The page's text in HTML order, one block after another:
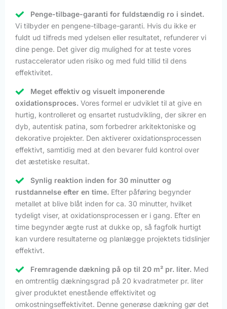
Penge-tilbage-garanti for fuldstændig ro i sindet.
Vi tilbyder en pengene-tilbage-garanti. Hvis du ikke er
fuldt ud tilfreds med ydelsen eller resultatet, refunderer vi
dine penge. Det giver dig mulighed for at teste vores
rustaccelerator uden risiko og med fuld tillid til dens
effektivitet.
Meget effektiv og visuelt imponerende
oxidationsproces. Vores formel er udviklet til at give en
hurtig, kontrolleret og ensartet rustudvikling, der sikrer en
dyb, autentisk patina, som forbedrer arkitektoniske og
dekorative projekter. Den aktiverer oxidationsprocessen
effektivt, samtidig med at den bevarer fuld kontrol over
det æstetiske resultat.
Synlig reaktion inden for 30 minutter og
rustdannelse efter en time. Efter påføring begynder
metallet at blive blåt inden for ca. 30 minutter, hvilket
tydeligt viser, at oxidationsprocessen er i gang. Efter en
time begynder ægte rust at dukke op, så fagfolk hurtigt
kan vurdere resultaterne og planlægge projektets tidslinjer
effektivt.
Fremragende dækning på op til 20 m² pr. liter. Med
en omtrentlig dækningsgrad på 20 kvadratmeter pr. liter
giver produktet enestående effektivitet og
omkostningseffektivitet. Denne generøse dækning gør det